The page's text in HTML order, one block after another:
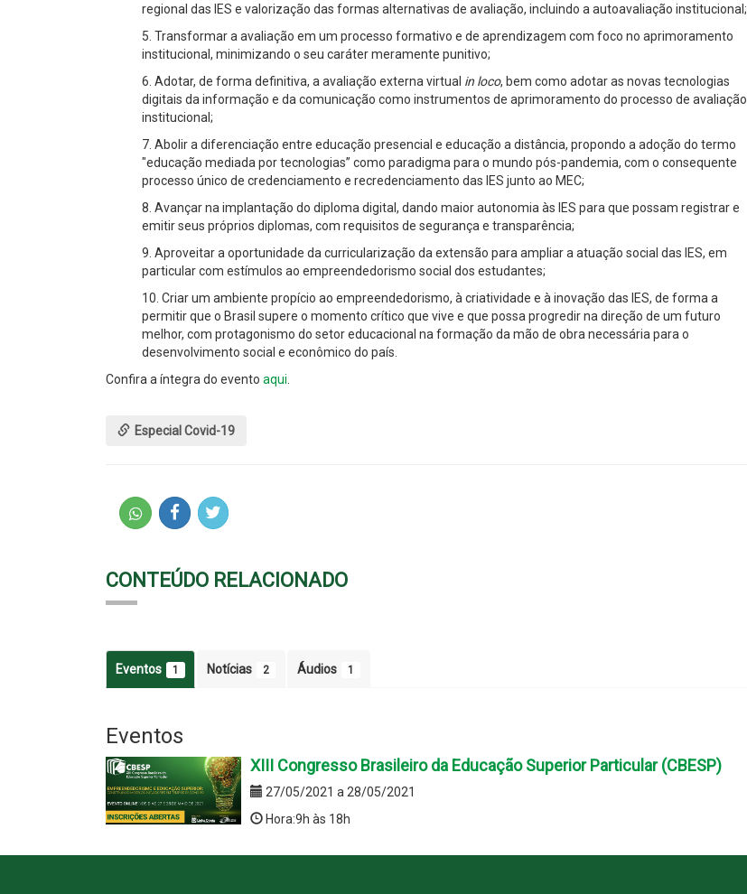
regional das IES e valorização das formas alternativas de avaliação, incluindo a autoavaliação institucional;
5. Transformar a avaliação em um processo formativo e de aprendizagem com foco no aprimoramento
institucional, minimizando o seu caráter meramente punitivo;
6. Adotar, de forma definitiva, a avaliação externa virtual in loco, bem como adotar as novas tecnologias
digitais da informação e da comunicação como instrumentos de aprimoramento do processo de avaliação
institucional;
7. Abolir a diferenciação entre educação presencial e educação a distância, propondo a adoção do termo
"educação mediada por tecnologias” como paradigma para o mundo pós-pandemia, com o consequente
processo único de credenciamento e recredenciamento das IES junto ao MEC;
8. Avançar na implantação do diploma digital, dando maior autonomia às IES para que possam registrar e
emitir seus próprios diplomas, com requisitos de segurança e transparência;
9. Aproveitar a oportunidade da curricularização da extensão para ampliar a atuação social das IES, em
particular com estímulos ao empreendedorismo social dos estudantes;
10. Criar um ambiente propício ao empreendedorismo, à criatividade e à inovação das IES, de forma a
permitir que o Brasil supere o momento crítico que vive e que possa progredir na direção de um futuro
melhor, com protagonismo do setor educacional na formação da mão de obra necessária para o
desenvolvimento social e econômico do país.
Confira a íntegra do evento aqui
Especial Covid-19
CONTEÚDO RELACIONADO
Eventos 1 Notícias 2 Áudios 1
Eventos
XIII Congresso Brasileiro da Educação Superior Particular (CBESP)
27/05/2021 a 28/05/2021
Hora:9h às 18h